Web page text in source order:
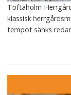
Toftaholm
klassisk
tempot sänks